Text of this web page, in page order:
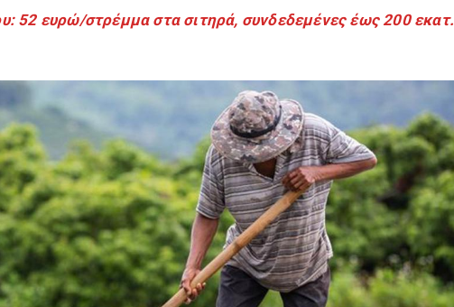
52 ευρώ/στρέμμα στα σιτηρά, συνδεδεμένες έως 200 εκατ.